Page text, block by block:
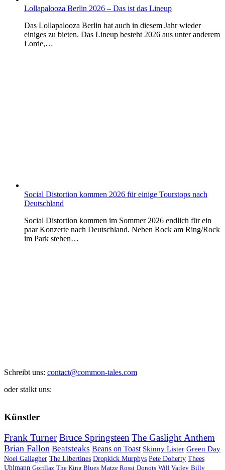
Lollapalooza Berlin 2026 – Das ist das Lineup
Das Lollapalooza Berlin hat auch in diesem Jahr wieder
einiges zu bieten. Das Lineup besteht 2026 aus unter anderem
Lorde,…
Social Distortion kommen 2026 für einige Tourstops nach
Deutschland
Social Distortion kommen im Sommer 2026 endlich für ein
paar Konzerte nach Deutschland. Neben Rock am Ring/Rock
im Park stehen…
Schreibt uns: contact@common-tales.com
oder stalkt uns:
Künstler
Frank TurnerBruce SpringsteenThe Gaslight Anthem
Brian Fallon Beatsteaks Beans on Toast Skinny Lister Green Day
Noel Gallagher The Libertines Dropkick Murphys Pete Doherty Thees
Uhlmann Gorillaz The King Blues Matze Rossi Donots Will Varley Billy